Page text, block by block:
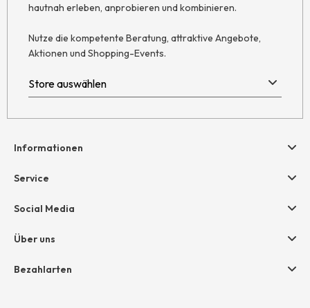
hautnah erleben, anprobieren und kombinieren.
Nutze die kompetente Beratung, attraktive Angebote,
Aktionen und Shopping-Events.
Informationen
Hilfe & Kontakt
AGB
Widerruf
Impressum
Service
Geschenkgutscheine
Größentabelle
Social Media
Über uns
Unternehmen
Bezahlarten